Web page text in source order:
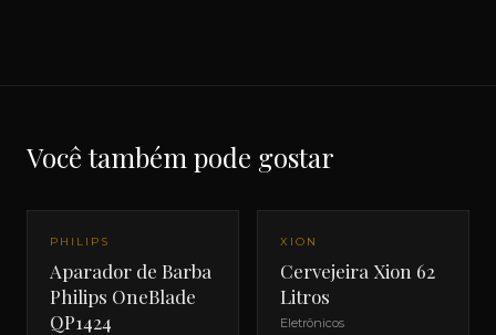
Você também pode gostar
PHILIPS
Aparador de Barba
Philips OneBlade
QP1424
XION
Cervejeira Xion 62
Litros
Eletrônicos